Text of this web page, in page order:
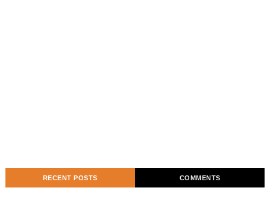
RECENT POSTS COMMENTS